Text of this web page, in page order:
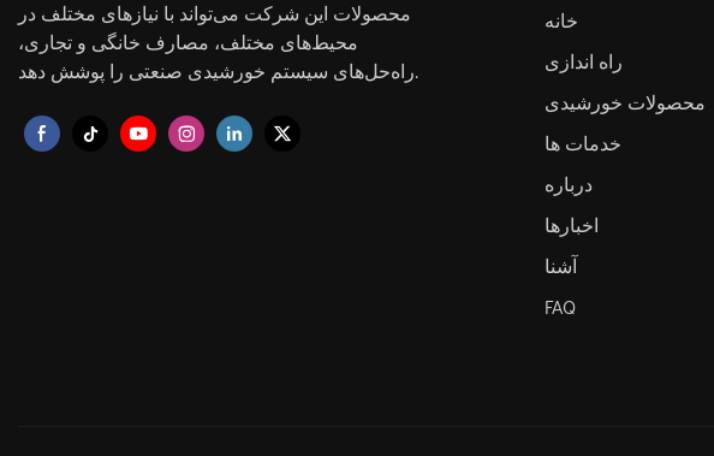
محصولات این شرکت می‌تواند با نیازهای مختلف در
محیط‌های مختلف، مصارف خانگی و تجاری،
راه‌حل‌های سیستم خورشیدی صنعتی را پوشش دهد.
خانه
راه اندازی
محصولات خورشیدی
خدمات ها
درباره
اخبارها
آشنا
FAQ